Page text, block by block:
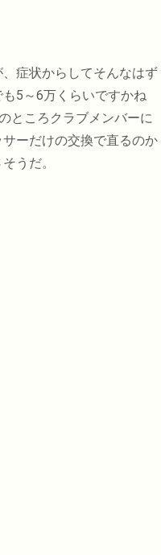
症状からしてそんなはず
5～6万くらいですかね
ところクラブメンバーに
ーだけの交換で直るのか
うだ。